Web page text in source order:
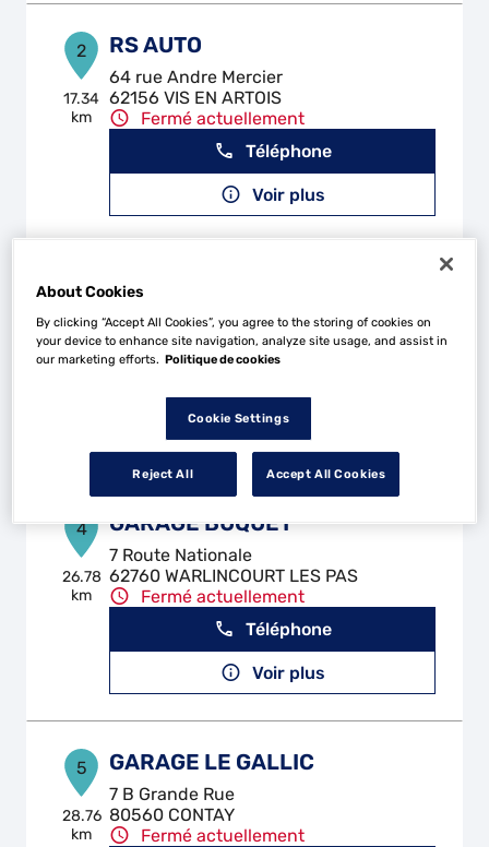
2
17.34
km
RS AUTO
64 rue Andre Mercier
62156 VIS EN ARTOIS
Fermé actuellement
Téléphone
Voir plus
3
18.78
km
GARAGE DAM'AUTO 80
1 RUE DE LA TORTILLE
80200 ALLAINES
Fermé actuellement
4
26.78
km
GARAGE BUQUET
7 Route Nationale
62760 WARLINCOURT LES PAS
Fermé actuellement
Téléphone
Voir plus
5
28.76
km
GARAGE LE GALLIC
7 B Grande Rue
80560 CONTAY
Fermé actuellement
About Cookies
By clicking “Accept All Cookies”, you agree to the storing of cookies on
your device to enhance site navigation, analyze site usage, and assist in
our marketing efforts. Politique de cookies
Cookie Settings
Reject All Accept All Cookies